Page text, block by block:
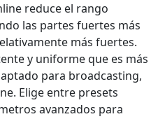
reduce el rango
las partes fuertes más
más fuertes.
y uniforme que es más
para broadcasting,
Elige entre presets
avanzados para